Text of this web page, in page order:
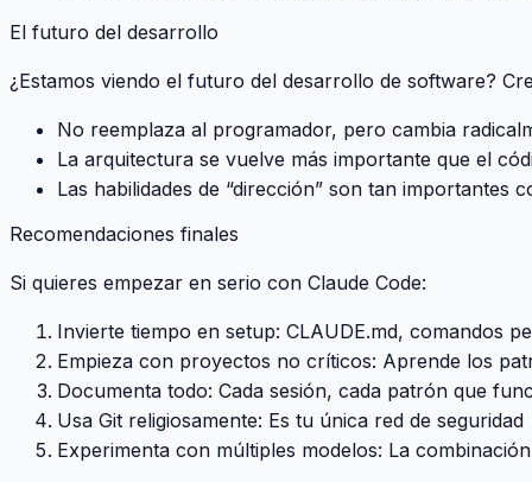
El futuro del desarrollo
¿Estamos viendo el futuro del desarrollo de software?
No reemplaza al programador, pero cambia
La arquitectura se vuelve más importante que el
Las habilidades de “dirección” son tan importantes
Recomendaciones finales
Si quieres empezar en serio con Claude Code:
Invierte tiempo en setup: CLAUDE.md, comandos
Empieza con proyectos no críticos: Aprende los
Documenta todo: Cada sesión, cada patrón que
Usa Git religiosamente: Es tu única red de seguridad
Experimenta con múltiples modelos: La